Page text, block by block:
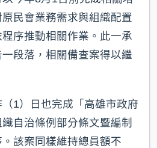
民會業務需求與組織配置
序推動相關作業。此一承
段落，相關備查案得以繼
1）日也完成「高雄市政府
自治條例部分條文暨編制
該案同樣維持總員額不